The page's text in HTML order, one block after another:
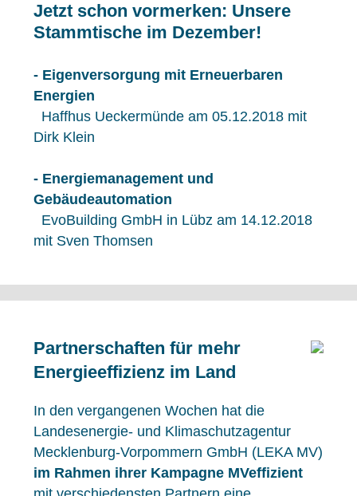
Jetzt schon vormerken: Unsere
Stammtische im Dezember!
- Eigenversorgung mit Erneuerbaren
Energien
Haffhus Ueckermünde am 05.12.2018 mit
Dirk Klein
- Energiemanagement und
Gebäudeautomation
EvoBuilding GmbH in Lübz am 14.12.2018
mit Sven Thomsen
Partnerschaften für mehr
Energieeffizienz im Land
In den vergangenen Wochen hat die
Landesenergie- und Klimaschutzagentur
Mecklenburg-Vorpommern GmbH (LEKA MV)
im Rahmen ihrer Kampagne MVeffizient